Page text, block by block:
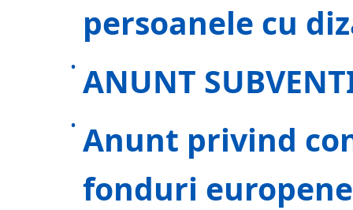
persoanele cu
ANUNT
Anunt privind
fonduri